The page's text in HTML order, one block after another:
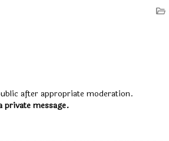
after appropriate moderation.
private message.